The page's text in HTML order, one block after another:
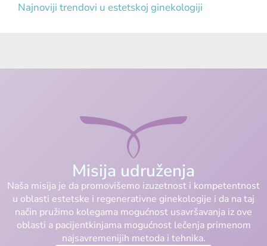
Najnoviji trendovi u estetskoj ginekologiji
Misija udruženja
Naša misija je da promovišemo izuzetnost i kompetentnost
u oblasti estetske i regenerativne ginekologije i da na taj
način pružimo kolegama mogućnost usavršavanja iz ove
oblasti a pacijentkinjama mogućnost lečenja primenom
najsavremenijih metoda i tehnika.